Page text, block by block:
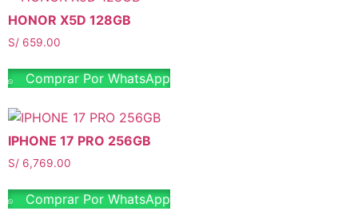
HONOR X5D 128GB
S/ 659.00
Comprar Por WhatsApp
IPHONE 17 PRO 256GB
S/ 6,769.00
Comprar Por WhatsApp